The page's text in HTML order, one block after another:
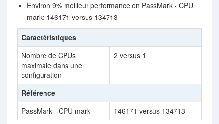
Environ 9% meilleur performance en PassMark - CPU
mark: 146171 versus 134713
Caractéristiques
Nombre de CPUs
maximale dans une
configuration
2 versus 1
Référence
PassMark - CPU mark
146171 versus 134713